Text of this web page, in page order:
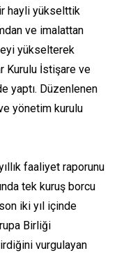
hayli yükselttik
ve imalattan
yükselterek
Kurulu İstişare ve
yaptı. Düzenlenen
yönetim kurulu
faaliyet raporunu
tek kuruş borcu
iki yıl içinde
Birliği
vurgulayan